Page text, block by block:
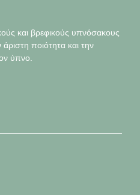
και βρεφικούς υπνόσακους
ποιότητα και την
ύπνο.